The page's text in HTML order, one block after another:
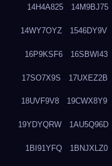
14H4A825 14M9BJ75
14WY7OYZ 1546DY9V
16P9KSF6 16SBWI43
17SO7X9S 17UXEZ2B
18UVF9V8 19CWX8Y9
19YDYQRW 1AU5Q96D
1BI91YFQ 1BNJXLZ0